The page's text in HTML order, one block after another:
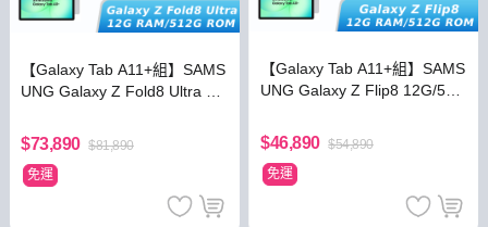
【Galaxy Tab A11+組】SAMS
UNG Galaxy Z Fold8 Ultra 12
$73,890 $81,890
免運
【Galaxy Tab A11+組】SAMS
UNG Galaxy Z Flip8 12G/512
$46,890 $54,890
免運